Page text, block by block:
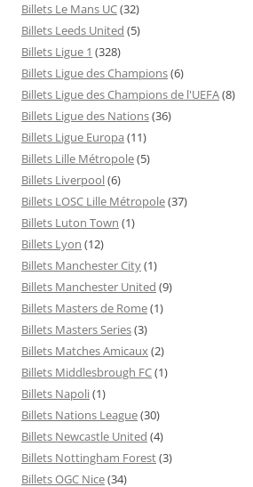
Billets Le Mans UC(32)
Billets Leeds United (5)
Billets Ligue 1 (328)
Billets Ligue des Champions(6)
Billets Ligue des Champions de l'UEFA(8)
Billets Ligue des Nations(36)
Billets Ligue Europa (11)
Billets Lille Métropole(5)
Billets Liverpool(6)
Billets LOSC Lille Métropole(37)
Billets Luton Town (1)
Billets Lyon (12)
Billets Manchester City(1)
Billets Manchester United (9)
Billets Masters de Rome(1)
Billets Masters Series(3)
Billets Matches Amicaux(2)
Billets Middlesbrough FC(1)
Billets Napoli(1)
Billets Nations League(30)
Billets Newcastle United (4)
Billets Nottingham Forest(3)
Billets OGC Nice(34)